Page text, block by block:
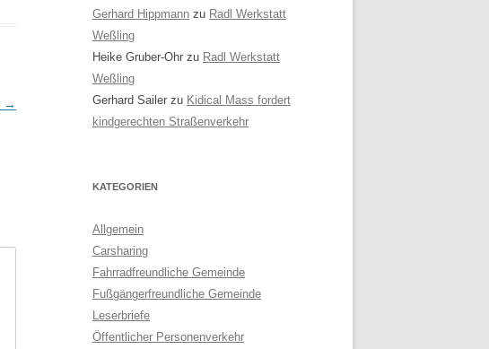
→
Gerhard Hippmann zu Radl Werkstatt
Weßling
Heike Gruber-Ohr zu Radl Werkstatt
Weßling
Gerhard Sailer zu Kidical Mass fordert
kindgerechten Straßenverkehr
KATEGORIEN
Allgemein
Carsharing
Fahrradfreundliche Gemeinde
Fußgängerfreundliche Gemeinde
Leserbriefe
Öffentlicher Personenverkehr